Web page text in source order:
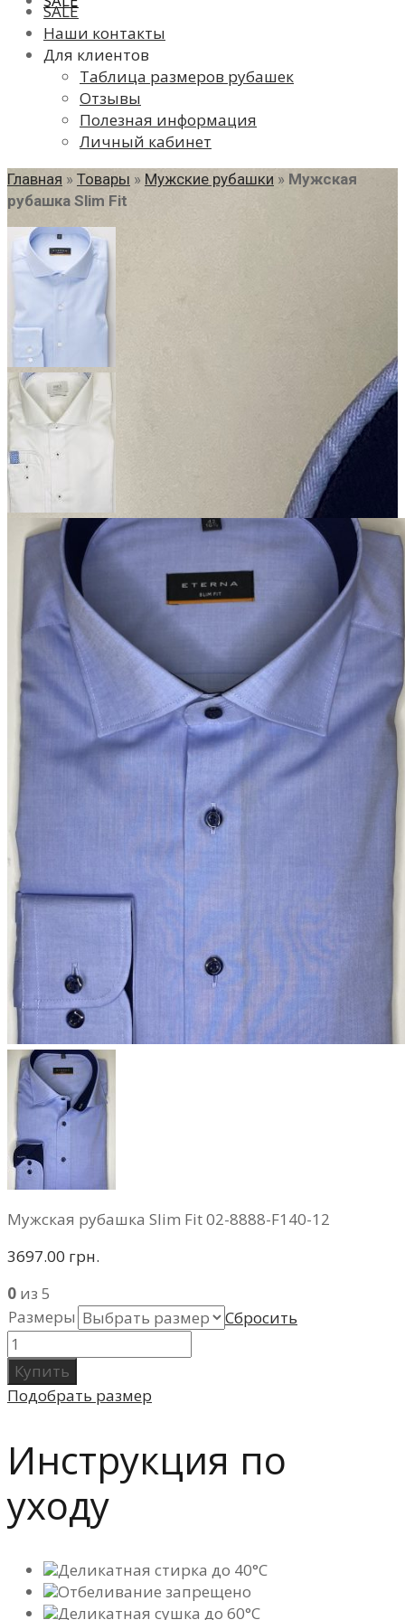
SALE
Наши контакты
Для клиентов
Таблица размеров рубашек
Отзывы
Полезная информация
Личный кабинет
Главная » Товары » Мужские рубашки » Мужская
рубашка Slim Fit
Мужская рубашка Slim Fit 02-8888-F140-12
3697.00 грн.
0 из 5
Размеры
Сбросить
Купить
Подобрать размер
Инструкция по
уходу
Деликатная стирка до 40°C
Отбеливание запрещено
Деликатная сушка до 60°C